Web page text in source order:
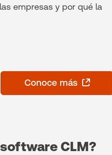
empresas y por qué la
Conoce más
CLM?